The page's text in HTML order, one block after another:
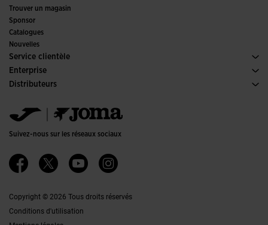
Football
Futsal
Comités et fédérations
Éditions Spéciales
Trouver un magasin
Sponsor
Catalogues
Nouvelles
Service clientèle
Conditions de Vente
Transport-et-livraison
FAQs
Enterprise
Histoire
Canal éthique
Politique de qualité et d'environnement
Emplois
Ethics Channel
Distributeurs
Jomanet
Service Marketing
Contacter
Suivez-nous sur les réseaux sociaux
Copyright © 2026 Tous droits réservés
Conditions d'utilisation